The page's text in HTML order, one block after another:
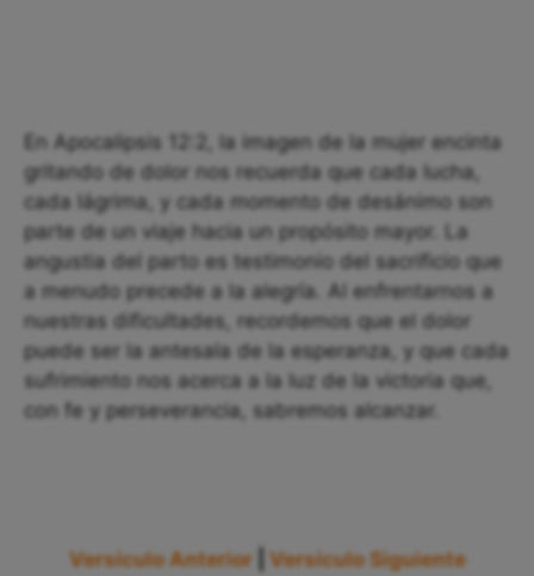
En Apocalipsis 12:2, la imagen de la mujer encinta
gritando de dolor nos recuerda que cada lucha,
cada lágrima, y cada momento de desánimo son
parte de un viaje hacia un propósito mayor. La
angustia del parto es testimonio del sacrificio que
a menudo precede a la alegría. Al enfrentarnos a
nuestras dificultades, recordemos que el dolor
puede ser la antesala de la esperanza, y que cada
sufrimiento nos acerca a la luz de la victoria que,
con fe y perseverancia, sabremos alcanzar.
Versículo Anterior Versículo Siguiente